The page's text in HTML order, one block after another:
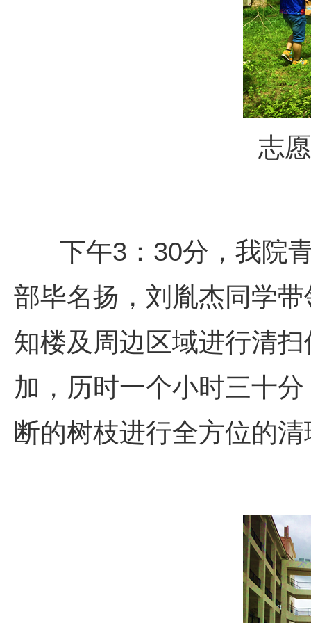
志
下午3 ： 30分，我院
部毕名扬，刘胤杰同学
知楼及周边区域进行清
加，历时一个小时三十
断的树枝进行全方位的清